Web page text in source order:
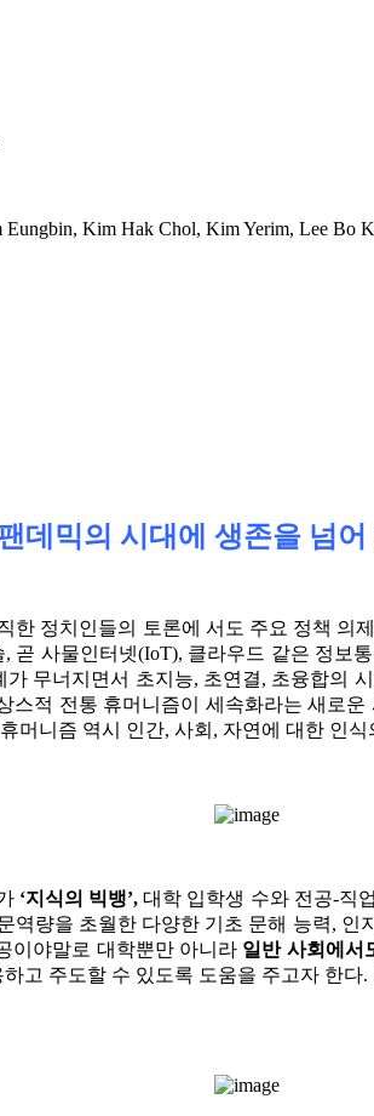
Kim Hak Chol, Kim Yerim, Lee Bo
데믹의 시대에 생존을 넘
정치인들의 토론에 서도 주요 정책
곧 사물인터넷(IoT), 클라우드 같은 정보
무너지면서 초지능, 초연결, 초융합의
스적 전통 휴머니즘이 세속화라는 새로
머니즘 역시 인간, 사회, 자연에 대한 인
‘지식의 빅뱅’, 대학 입학생 수와 전공-직
량을 초월한 다양한 기초 문해 능력,
이야말로 대학뿐만 아니라 일반 사회에서
고 주도할 수 있도록 도움을 주고자 한